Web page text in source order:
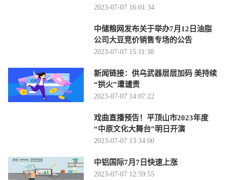
2023-07-07 16:01:34
中储粮网发布关于举办7月12日油脂
公司大豆竞价销售专场的公告
2023-07-07 15:11:38
新闻链接：供乌武器层层加码 美持续
“拱火”遭谴责
2023-07-07 14:07:22
戏曲直播预告！平顶山市2023年度
“中原文化大舞台”明日开演
2023-07-07 13:34:00
中铝国际7月7日快速上涨
2023-07-07 12:59:55